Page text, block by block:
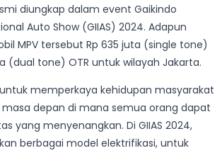
diungkap dalam event Gaikindo
Auto Show (GIIAS) 2024. Adapun
MPV tersebut Rp 635 juta (single tone)
(dual tone) OTR untuk wilayah Jakarta.
memperkaya kehidupan masyarakat
depan di mana semua orang dapat
yang menyenangkan. Di GIIAS 2024,
berbagai model elektrifikasi, untuk